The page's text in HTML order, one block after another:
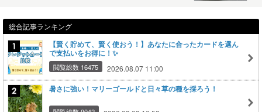
総合記事ランキング
【賢く貯めて、賢く使おう！】あなたに合ったカードを選ん
で支払いをお得に！✨
閲覧総数 16475 2026.08.07 11:00
暑さに強い！マリーゴールドと日々草の種を採ろう！